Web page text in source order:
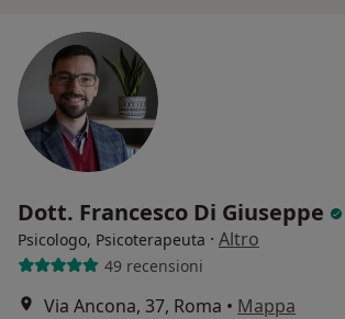
Dott. Francesco Di Giuseppe
Psicologo, Psicoterapeuta · Altro
49 recensioni
Via Ancona, 37, Roma • Mappa